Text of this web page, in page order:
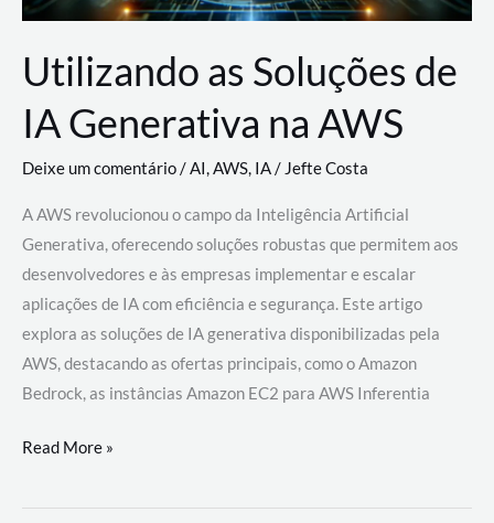
Utilizando as Soluções de
IA Generativa na AWS
Deixe um comentário/AI,AWS, IA/Jefte Costa
A AWS revolucionou o campo da Inteligência Artificial
Generativa, oferecendo soluções robustas que permitem aos
desenvolvedores e às empresas implementar e escalar
aplicações de IA com eficiência e segurança. Este artigo
explora as soluções de IA generativa disponibilizadas pela
AWS, destacando as ofertas principais, como o Amazon
Bedrock, as instâncias Amazon EC2 para AWS Inferentia
Utilizando
Soluções
Read More »